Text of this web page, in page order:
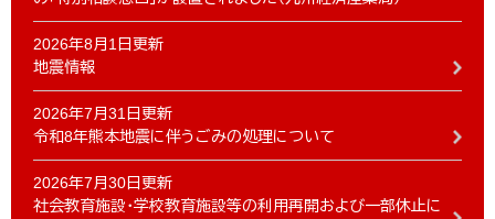
2026年8月1日更新
地震情報
2026年7月31日更新
令和8年熊本地震に伴うごみの処理について
2026年7月30日更新
社会教育施設・学校教育施設等の利用再開および一部休止に